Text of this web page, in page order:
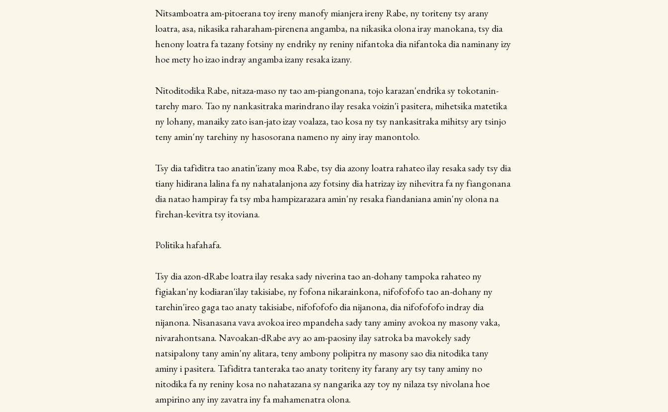
Nitsamboatra am-pitoerana toy ireny manofy mianjera ireny Rabe, ny toriteny tsy arany
loatra, asa, nikasika raharaham-pirenena angamba, na nikasika olona iray manokana, tsy dia
henony loatra fa tazany fotsiny ny endriky ny reniny nifantoka dia nifantoka dia naminany izy
hoe mety ho izao indray angamba izany resaka izany.
Nitoditodika Rabe, nitaza-maso ny tao am-piangonana, tojo karazan'endrika sy tokotanin-
tarehy maro. Tao ny nankasitraka marindrano ilay resaka voizin'i pasitera, mihetsika matetika
ny lohany, manaiky zato isan-jato izay voalaza, tao kosa ny tsy nankasitraka mihitsy ary tsinjo
teny amin'ny tarehiny ny hasosorana nameno ny ainy iray manontolo.
Tsy dia tafiditra tao anatin'izany moa Rabe, tsy dia azony loatra rahateo ilay resaka sady tsy dia
tiany hidirana lalina fa ny nahatalanjona azy fotsiny dia hatrizay izy nihevitra fa ny fiangonana
dia natao hampiray fa tsy mba hampizarazara amin'ny resaka fiandaniana amin'ny olona na
firehan-kevitra tsy itoviana.
Politika hafahafa.
Tsy dia azon-dRabe loatra ilay resaka sady niverina tao an-dohany tampoka rahateo ny
figiakan'ny kodiaran'ilay takisiabe, ny fofona nikarainkona, nifofofofo tao an-dohany ny
tarehin'ireo gaga tao anaty takisiabe, nifofofofo dia nijanona, dia nifofofofo indray dia
nijanona. Nisanasana vava avokoa ireo mpandeha sady tany aminy avokoa ny masony vaka,
nivarahontsana. Navoakan-dRabe avy ao am-paosiny ilay satroka ba mavokely sady
natsipalony tany amin'ny alitara, teny ambony polipitra ny masony sao dia nitodika tany
aminy i pasitera. Tafiditra tanteraka tao anaty toriteny ity farany ary tsy tany aminy no
nitodika fa ny reniny kosa no nahatazana sy nangarika azy toy ny nilaza tsy nivolana hoe
ampirino any iny zavatra iny fa mahamenatra olona.